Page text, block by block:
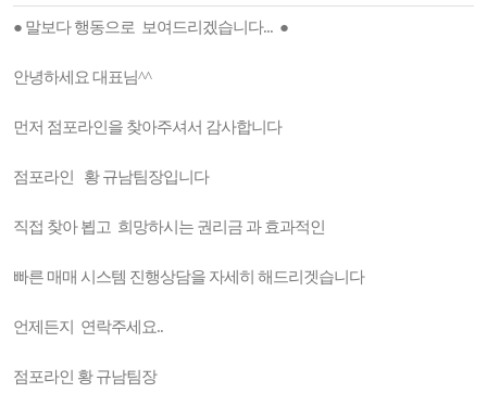
● 말보다 행동으로 보여드리겠습니다... ●
안녕하세요 대표님^^
먼저 점포라인을 찾아주셔서 감사합니다
점포라인 황 규남팀장입니다
직접 찾아 뵙고 희망하시는 권리금 과 효과적인
빠른 매매 시스템 진행상담을 자세히 해드리겟습니다
언제든지 연락주세요..
점포라인 황 규남팀장